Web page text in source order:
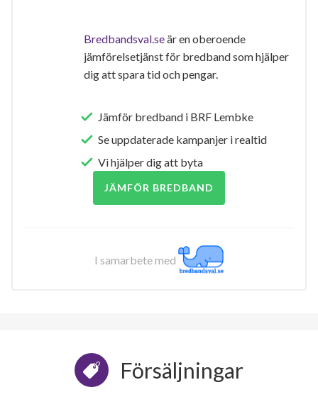
Bredbandsval.seär en oberoende
jämförelsetjänst för bredband som hjälper
dig att spara tid och pengar.
Jämför bredband i BRF Lembke
Se uppdaterade kampanjer i realtid
Vi hjälper dig att byta
JÄMFÖR BREDBAND
I samarbete med
Försäljningar